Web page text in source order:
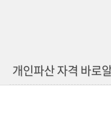
개인파산 자격 바로